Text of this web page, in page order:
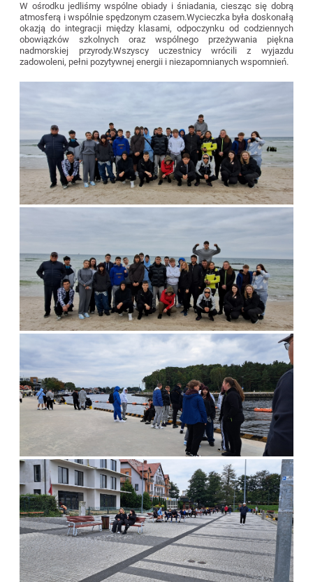
W ośrodku jedliśmy wspólne obiady i śniadania, ciesząc się dobrą
atmosferą i wspólnie spędzonym czasem.Wycieczka była doskonałą
okazją do integracji między klasami, odpoczynku od codziennych
obowiązków szkolnych oraz wspólnego przeżywania piękna
nadmorskiej przyrody.Wszyscy uczestnicy wrócili z wyjazdu
zadowoleni, pełni pozytywnej energii i niezapomnianych wspomnień.